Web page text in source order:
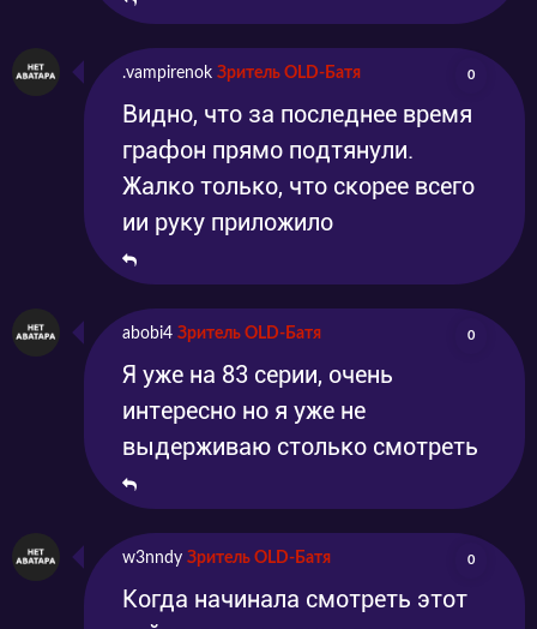
.vampirenok Зритель OLD-Батя 0
Видно, что за последнее время
графон прямо подтянули.
Жалко только, что скорее всего
ии руку приложило
abobi4 Зритель OLD-Батя 0
Я уже на 83 серии, очень
интересно но я уже не
выдерживаю столько смотреть
w3nndy Зритель OLD-Батя 0
Когда начинала смотреть этот